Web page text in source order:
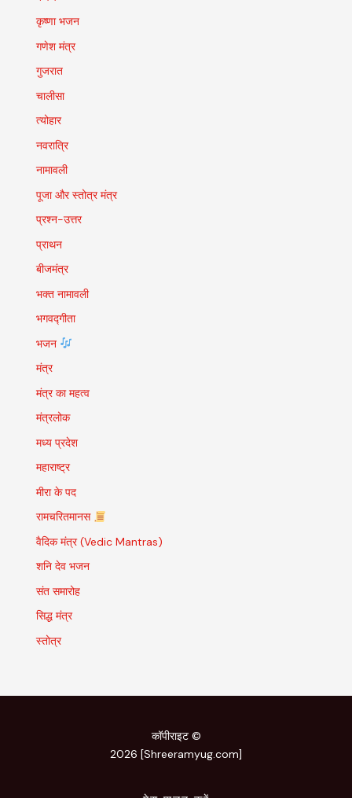
कृष्णा भजन
गणेश मंत्र
गुजरात
चालीसा
त्योहार
नवरात्रि
नामावली
पूजा और स्तोत्र मंत्र
प्रश्न-उत्तर
प्राथन
बीजमंत्र
भक्त नामावली
भगवद्गीता
भजन
मंत्र
मंत्र का महत्व
मंत्रलोक
मध्य प्रदेश
महाराष्ट्र
मीरा के पद
रामचरितमानस
वैदिक मंत्र (Vedic Mantras)
शनि देव भजन
संत समारोह
सिद्ध मंत्र
स्तोत्र
कॉपीराइट ©
2026 [Shreeramyug.com]